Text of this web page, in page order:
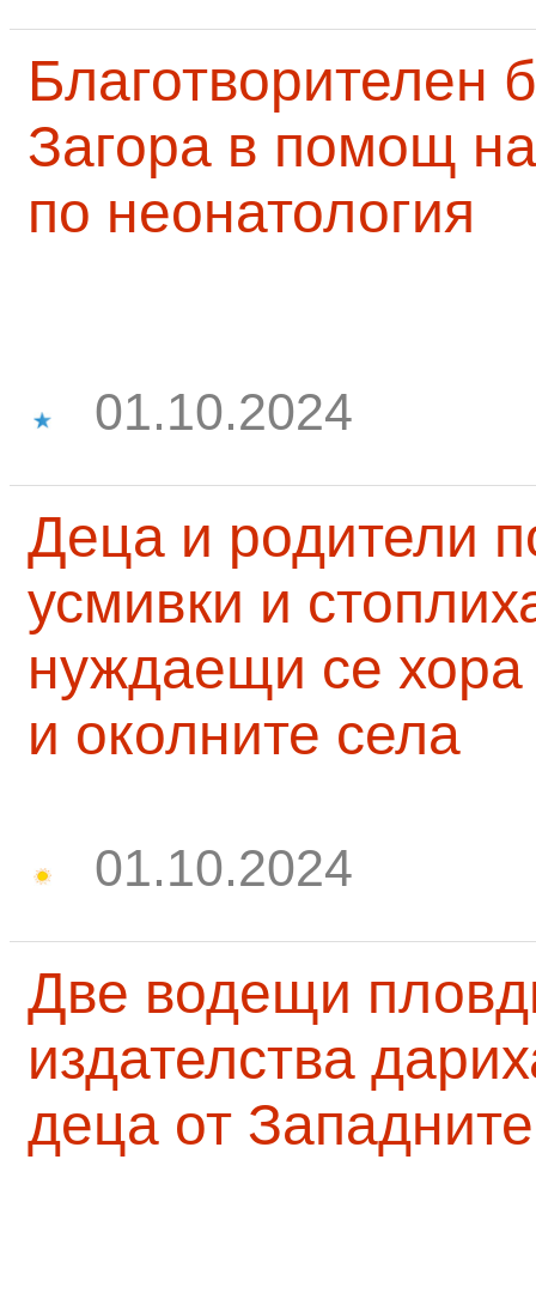
Благотворителен
Загора в помощ
по неонатология
01.10.2024
Деца и родители
усмивки и
нуждаещи се
и околните села
01.10.2024
Две водещи
издателства
деца от